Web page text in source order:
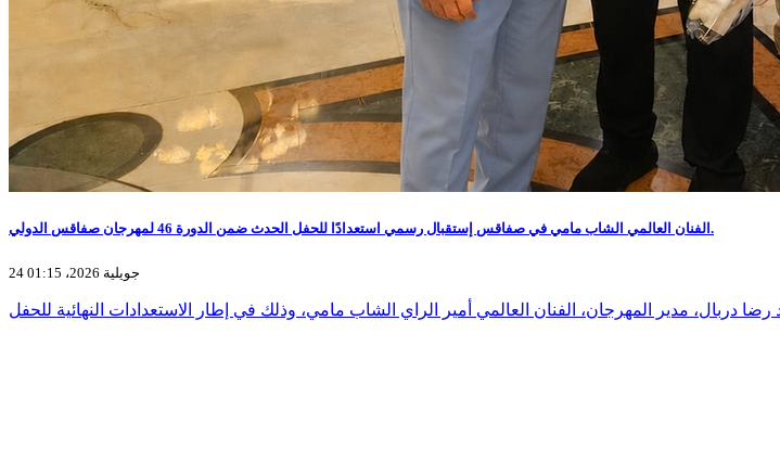
الفنان العالمي الشاب مامي في صفاقس إستقبال رسمي استعدادًا للحفل الحدث ضمن الدورة 46 لمهرجان صفاقس الدولي.
24 جويلية 2026، 01:15